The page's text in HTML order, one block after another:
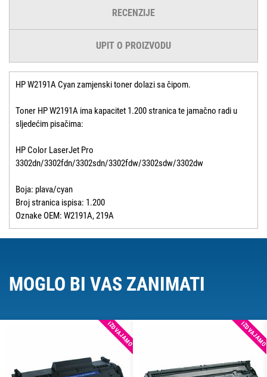
RECENZIJE
UPIT O PROIZVODU
HP W2191A Cyan zamjenski toner dolazi sa čipom.
Toner HP W2191A ima kapacitet 1.200 stranica te jamačno radi u
sljedećim pisačima:
HP Color LaserJet Pro
3302dn/3302fdn/3302sdn/3302fdw/3302sdw/3302dw
Boja: plava/cyan
Broj stranica ispisa: 1.200
Oznake OEM: W2191A, 219A
MOGLO BI VAS ZANIMATI
IZDVAJAMO